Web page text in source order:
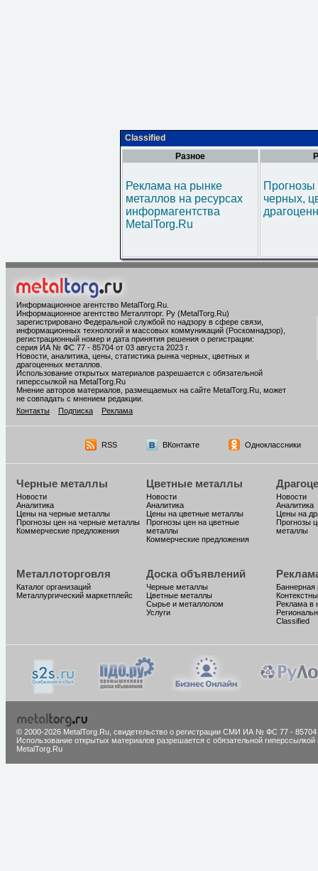
Classified
Разное
Реклама на рынке
металлов на ресурсах
информагентства
MetalTorg.Ru
черных,
Информационное агентство MetalTorg.Ru
Информационное агентство Металлторг. Ру (MetalTorg.Ru)
зарегистрировано Федеральной службой по надзору в сфере связи,
информационных технологий и массовых коммуникаций (Роскомнадзор),
регистрационный номер и дата принятия решения о регистрации:
серия ИА № ФС 77 - 85704 от 03 августа 2023 г.
Новости, аналитика, цены, статистика рынка черных, цветных и
драгоценных металлов.
Использование открытых материалов разрешается с обязательной
гиперссылкой на MetalTorg.Ru
Мнение авторов материалов, размещаемых на сайте MetalTorg.Ru, может
не совпадать с мнением редакции.
Контакты
Подписка Реклама
RSS ВКонтакте Одноклассники
Черные металлы
Новости
Аналитика
Цены на черные металлы
Прогнозы цен на черные металлы
Коммерческие предложения
Цветные металлы
Новости
Аналитика
Цены на цветные металлы
Прогнозы цен на цветные
металлы
Коммерческие предложения
Новости
Аналитика
Цены на
Прогнозы
металлы
Металлоторговля
Каталог организаций
Металлургический маркетплейс
Доска объявлений
Черные металлы
Цветные металлы
Сырье и металлолом
Услуги
Баннерная
Реклама в
Classified
© 2000-2026 MetalTorg.Ru, cвидетельство о регистрации СМИ ИА № ФС 77 - 85704
Использование открытых материалов разрешается с обязательной гиперссылкой
MetalTorg.Ru